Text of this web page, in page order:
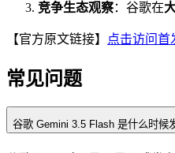
竞争生态观察：谷歌在
【官方原文链接】 点击访问首
常见问题
谷歌 Gemini 3.5 Flash 是什么时候